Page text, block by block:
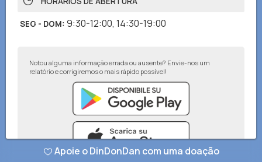
SEG - DOM: 9:30-12:00, 14:30-19:00
Notou alguma informação errada ou ausente? Envie-nos um
relatório e corrigiremos o mais rápido possível!
Apoie o DinDonDan com uma doação